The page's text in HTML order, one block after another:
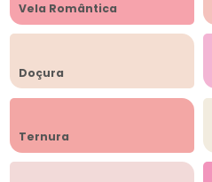
Vela Romântica
Doçura
Ternura